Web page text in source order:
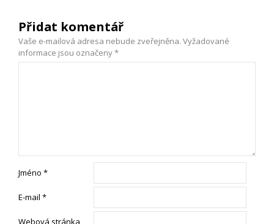
Přidat komentář
Vaše e-mailová adresa nebude zveřejněna. Vyžadované
informace jsou označeny*
Jméno *
E-mail *
Webová stránka